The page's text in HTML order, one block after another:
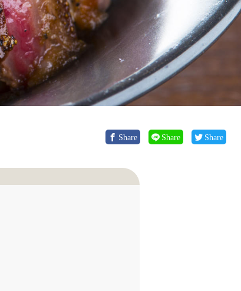
Share Share Share